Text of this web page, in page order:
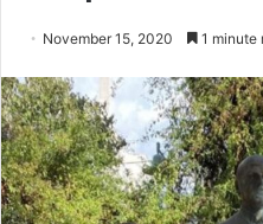
November 15, 2020 1 minute